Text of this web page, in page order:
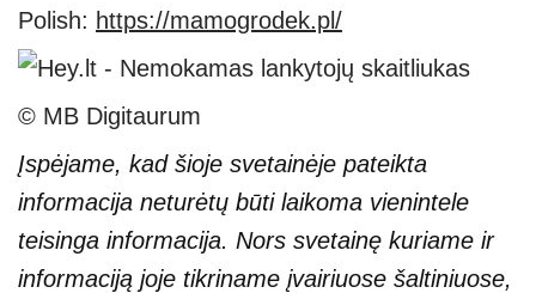
Polish: https://mamogrodek.pl/
© MB Digitaurum
Įspėjame, kad šioje svetainėje pateikta
informacija neturėtų būti laikoma vienintele
teisinga informacija. Nors svetainę kuriame ir
informaciją joje tikriname įvairiuose šaltiniuose,